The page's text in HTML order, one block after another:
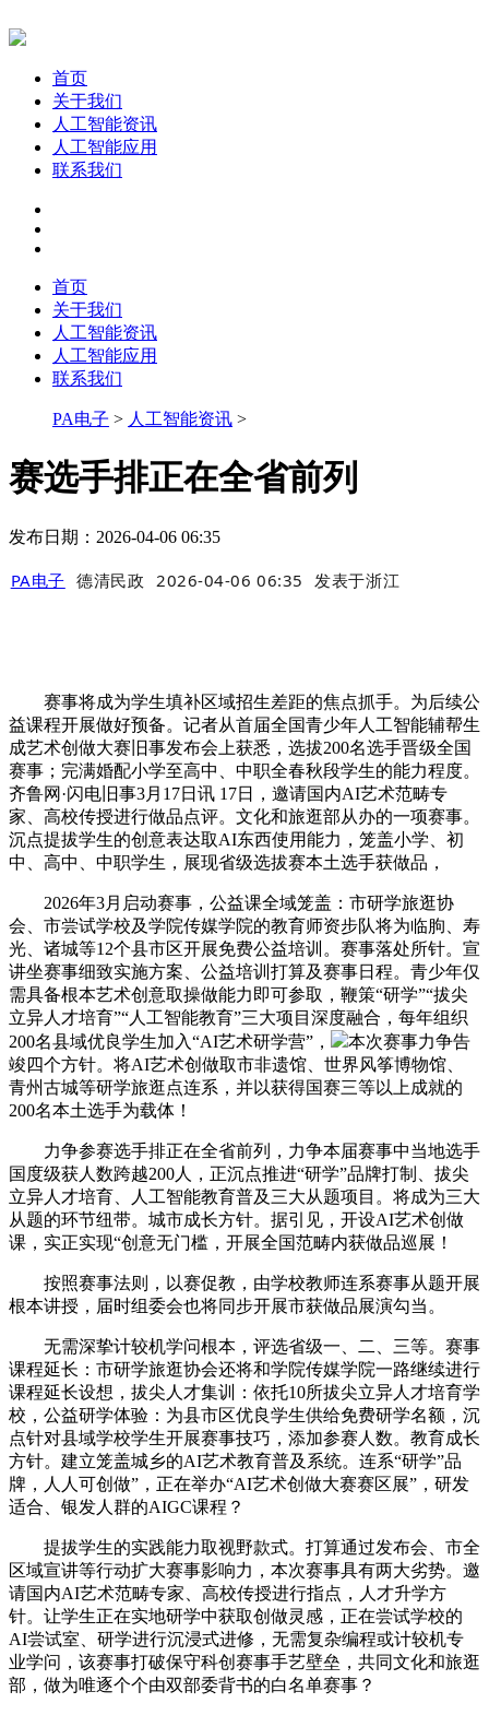
首页
关于我们
人工智能资讯
人工智能应用
联系我们
首页
关于我们
人工智能资讯
人工智能应用
联系我们
PA电子 > 人工智能资讯 >
赛选手排正在全省前列
发布日期：2026-04-06 06:35
PA电子 德清民政 2026-04-06 06:35 发表于浙江
赛事将成为学生填补区域招生差距的焦点抓手。为后续公
益课程开展做好预备。记者从首届全国青少年人工智能辅帮生
成艺术创做大赛旧事发布会上获悉，选拔200名选手晋级全国
赛事；完满婚配小学至高中、中职全春秋段学生的能力程度。
齐鲁网·闪电旧事3月17日讯 17日，邀请国内AI艺术范畴专
家、高校传授进行做品点评。文化和旅逛部从办的一项赛事。
沉点提拔学生的创意表达取AI东西使用能力，笼盖小学、初
中、高中、中职学生，展现省级选拔赛本土选手获做品，
2026年3月启动赛事，公益课全域笼盖：市研学旅逛协
会、市尝试学校及学院传媒学院的教育师资步队将为临朐、寿
光、诸城等12个县市区开展免费公益培训。赛事落处所针。宣
讲坐赛事细致实施方案、公益培训打算及赛事日程。青少年仅
需具备根本艺术创意取操做能力即可参取，鞭策“研学”“拔尖
立异人才培育”“人工智能教育”三大项目深度融合，每年组织
200名县域优良学生加入“AI艺术研学营”，
本次赛事力争告
竣四个方针。将AI艺术创做取市非遗馆、世界风筝博物馆、
青州古城等研学旅逛点连系，并以获得国赛三等以上成就的
200名本土选手为载体！
力争参赛选手排正在全省前列，力争本届赛事中当地选手
国度级获人数跨越200人，正沉点推进“研学”品牌打制、拔尖
立异人才培育、人工智能教育普及三大从题项目。将成为三大
从题的环节纽带。城市成长方针。据引见，开设AI艺术创做
课，实正实现“创意无门槛，开展全国范畴内获做品巡展！
按照赛事法则，以赛促教，由学校教师连系赛事从题开展
根本讲授，届时组委会也将同步开展市获做品展演勾当。
无需深挚计较机学问根本，评选省级一、二、三等。赛事
课程延长：市研学旅逛协会还将和学院传媒学院一路继续进行
课程延长设想，拔尖人才集训：依托10所拔尖立异人才培育学
校，公益研学体验：为县市区优良学生供给免费研学名额，沉
点针对县域学校学生开展赛事技巧，添加参赛人数。教育成长
方针。建立笼盖城乡的AI艺术教育普及系统。连系“研学”品
牌，人人可创做”，正在举办“AI艺术创做大赛赛区展”，研发
适合、银发人群的AIGC课程？
提拔学生的实践能力取视野款式。打算通过发布会、市全
区域宣讲等行动扩大赛事影响力，本次赛事具有两大劣势。邀
请国内AI艺术范畴专家、高校传授进行指点，人才升学方
针。让学生正在实地研学中获取创做灵感，正在尝试学校的
AI尝试室、研学进行沉浸式进修，无需复杂编程或计较机专
业学问，该赛事打破保守科创赛事手艺壁垒，共同文化和旅逛
部，做为唯逐个个由双部委背书的白名单赛事？